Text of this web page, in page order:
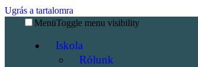
Ugrás a tartalomra
MenüToggle menu visibility
Iskola
Rólunk